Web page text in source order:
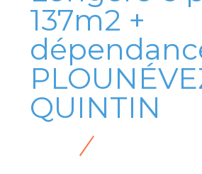
137m2 +
QUINTIN